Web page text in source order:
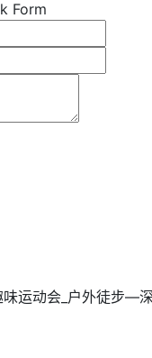
Form
运动会_户外徒步—